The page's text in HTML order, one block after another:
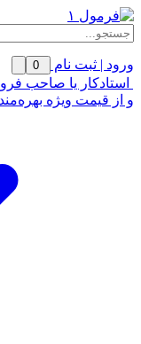
ورود | ثبت نام 0
استادکار یا صاحب
و از قیمت ویژه